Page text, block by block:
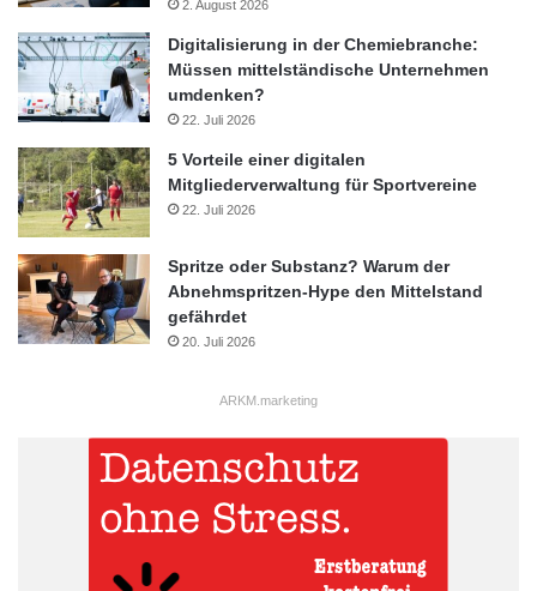
fast nie.
2. August 2026
Digitalisierung in der Chemiebranche:
Müssen mittelständische Unternehmen
umdenken?
22. Juli 2026
5 Vorteile einer digitalen
Mitgliederverwaltung für Sportvereine
22. Juli 2026
Spritze oder Substanz? Warum der
Abnehmspritzen-Hype den Mittelstand
gefährdet
20. Juli 2026
ARKM.marketing